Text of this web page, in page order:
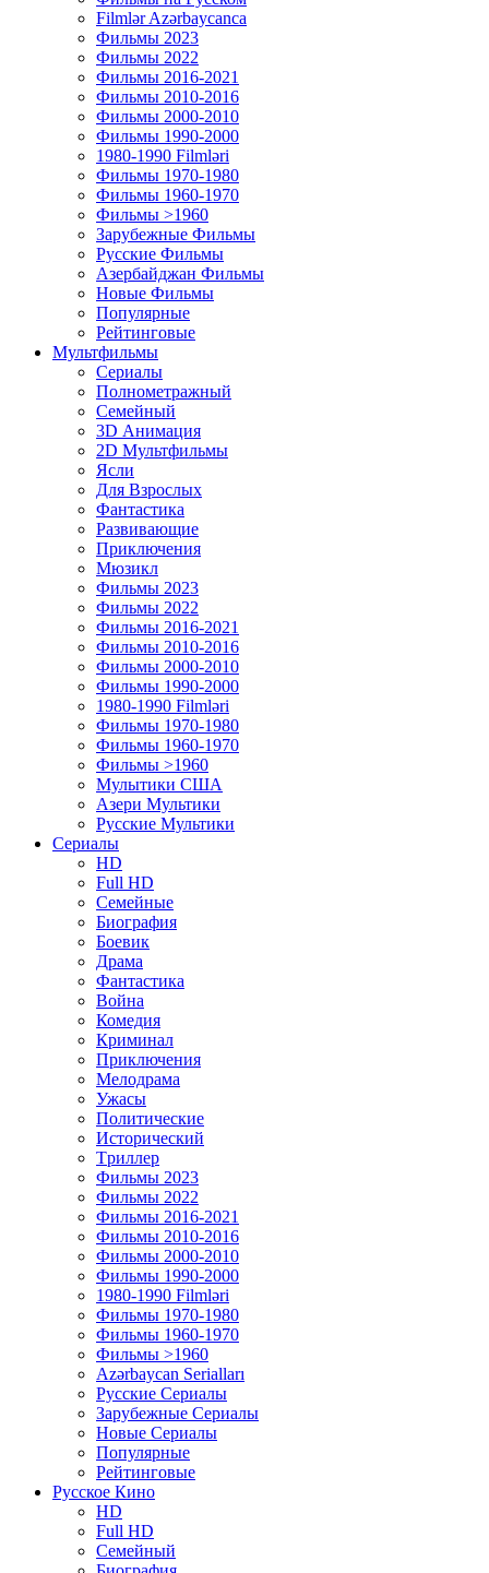
Filmlər Azərbaycanca
Фильмы 2023
Фильмы 2022
Фильмы 2016-2021
Фильмы 2010-2016
Фильмы 2000-2010
Фильмы 1990-2000
1980-1990 Filmləri
Фильмы 1970-1980
Фильмы 1960-1970
Фильмы >1960
Зарубежные Фильмы
Русские Фильмы
Азербайджан Фильмы
Новые Фильмы
Популярные
Рейтинговые
Мультфильмы
Сериалы
Полнометражный
Семейный
3D Анимация
2D Мультфильмы
Ясли
Для Взрослых
Фантастика
Развивающие
Приключения
Мюзикл
Фильмы 2023
Фильмы 2022
Фильмы 2016-2021
Фильмы 2010-2016
Фильмы 2000-2010
Фильмы 1990-2000
1980-1990 Filmləri
Фильмы 1970-1980
Фильмы 1960-1970
Фильмы >1960
Мулытики США
Азери Мультики
Русские Мультики
Сериалы
HD
Full HD
Семейные
Биография
Боевик
Драма
Фантастика
Война
Комедия
Криминал
Приключения
Мелодрама
Ужасы
Политические
Исторический
Tриллер
Фильмы 2023
Фильмы 2022
Фильмы 2016-2021
Фильмы 2010-2016
Фильмы 2000-2010
Фильмы 1990-2000
1980-1990 Filmləri
Фильмы 1970-1980
Фильмы 1960-1970
Фильмы >1960
Azərbaycan Serialları
Русские Сериалы
Зарубежные Сериалы
Новые Сериалы
Популярные
Рейтинговые
Русское Кино
HD
Full HD
Семейный